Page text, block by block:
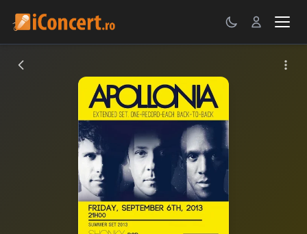
CONCERTE